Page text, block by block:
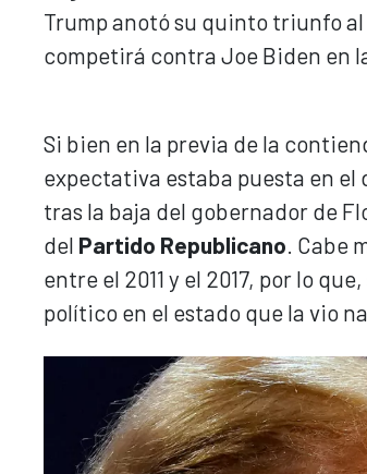
Trump anotó su quinto triunfo
competirá contra Joe Biden en
Si bien en la previa de la
expectativa estaba puesta en el
tras la baja del gobernador de
del Partido Republicano. Cabe
entre el 2011 y el 2017, por lo
político en el estado que la vio